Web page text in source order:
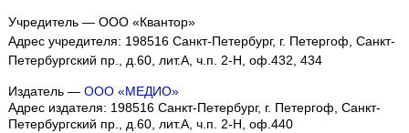
Учредитель — ООО «Квантор»
Адрес учредителя: 198516 Санкт-Петербург, г. Петергоф, Санкт-
Петербургский пр., д.60, лит.А, ч.п. 2-Н, оф.432, 434
Издатель — ООО «МЕДИО»
Адрес издателя: 198516 Санкт-Петербург, г. Петергоф, Санкт-
Петербургский пр., д.60, лит.А, ч.п. 2-Н, оф.440